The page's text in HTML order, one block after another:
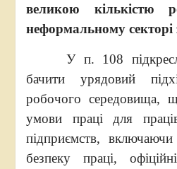
великою кількістю
неформальному секторі
У п. 108
бачити урядовий
робочого середовища,
умови праці для
підприємств,
безпеку праці,